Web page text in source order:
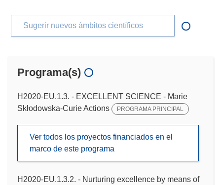
Sugerir nuevos ámbitos científicos
Programa(s)
H2020-EU.1.3. - EXCELLENT SCIENCE - Marie
Skłodowska-Curie Actions
PROGRAMA PRINCIPAL
Ver todos los proyectos financiados en el
marco de este programa
H2020-EU.1.3.2. - Nurturing excellence by means of